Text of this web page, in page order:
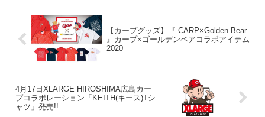
【カープグッズ】『 CARP×Golden Bear
』カープ×ゴールデンベアコラボアイテム
2020
4月17日XLARGE HIROSHIMA広島カー
プコラボレーション「KEITH(キース)Tシ
ャツ」発売!!